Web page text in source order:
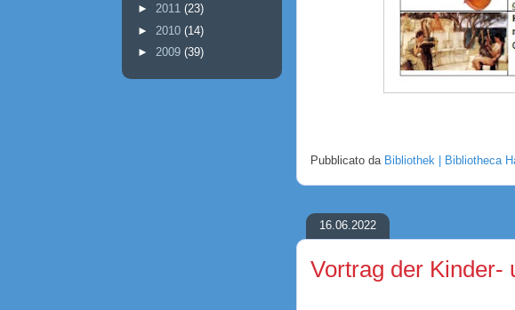
Pubblicato da Bibliothek | Bibliotheca
16.06.2022
Vortrag der Kinder-
► 2011 (23)
► 2010 (14)
► 2009 (39)